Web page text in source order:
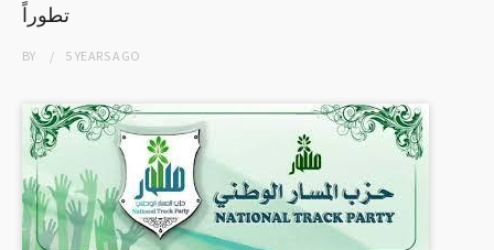
تطوراً
BY 5 YEARSAGO